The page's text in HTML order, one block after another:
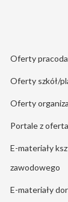
Oferty
Oferty szkół/
Oferty
Portale z
E-materiały
zawodowego
E-materiały